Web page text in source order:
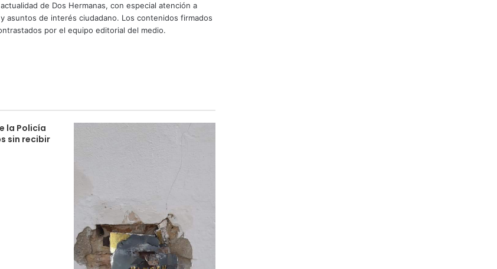
de Dos Hermanas, con especial atención a
asuntos de interés ciudadano. Los contenidos firmados
por el equipo editorial del medio.
la Policía
sin recibir